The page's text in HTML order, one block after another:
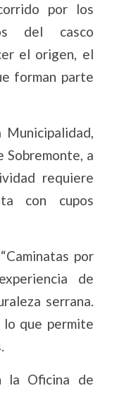
por los
del casco
el origen, el
forman parte
a
requiere
con cupos
por
de
serrana.
que permite
la Oficina de